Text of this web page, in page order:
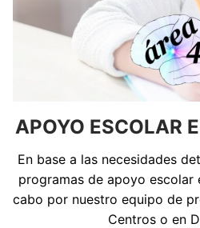
APOYO ESCOLAR
En base a las necesidades
programas de apoyo escolar
cabo por nuestro equipo de
Centros o en